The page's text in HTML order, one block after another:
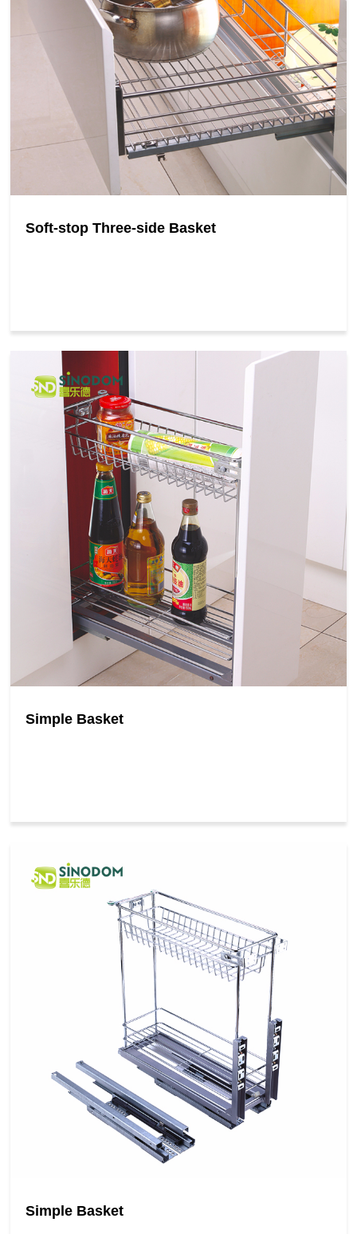
Soft-stop Three-side Basket
Simple Basket
Simple Basket